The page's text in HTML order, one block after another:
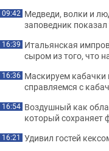
09:42 Медведи, волки и
заповедник
16:39 Итальянская
сыром из того, что
16:36 Маскируем кабачки
справляемся с
16:54 Воздушный как
который сохраняет
16:21 Удивил гостей